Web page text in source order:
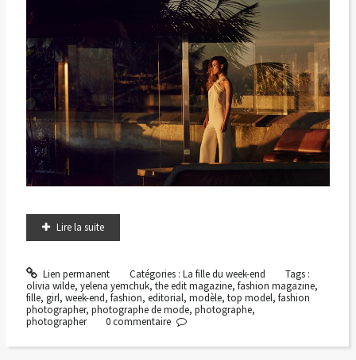
Lire la suite
Lien permanent Catégories : La fille du week-end
Tags :
olivia wilde, yelena yemchuk, the edit magazine, fashion magazine,
fille, girl, week-end, fashion, editorial, modèle, top model, fashion
photographer, photographe de mode, photographe,
photographer
0commentaire